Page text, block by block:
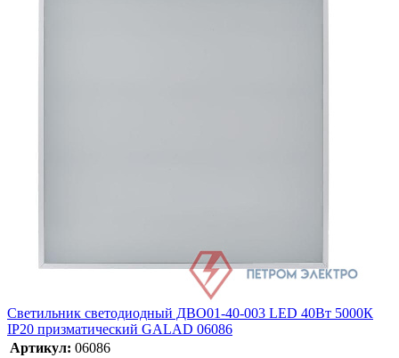
Светильник светодиодный ДВО01-40-003 LED 40Вт 5000К
IP20 призматический GALAD 06086
Артикул: 06086